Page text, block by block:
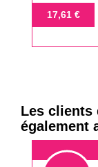
base
Prix17,61 €
Les clients
également